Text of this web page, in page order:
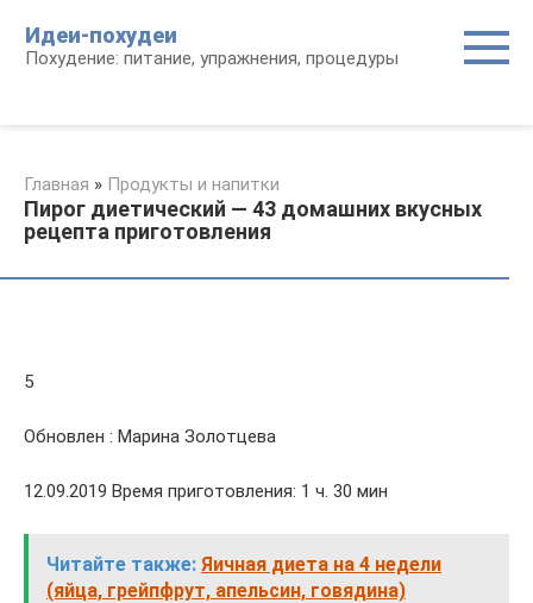
контенту
Идеи-похудеи
Похудение: питание, упражнения, процедуры
Главная » Продукты и напитки
Пирог диетический — 43 домашних вкусных
рецепта приготовления
5
Обновлен : Марина Золотцева
12.09.2019 Время приготовления: 1 ч. 30 мин
Читайте также: Яичная диета на 4 недели
(яйца, грейпфрут, апельсин, говядина)